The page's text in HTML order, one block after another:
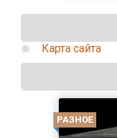
Карта сайта
РАЗНОЕ